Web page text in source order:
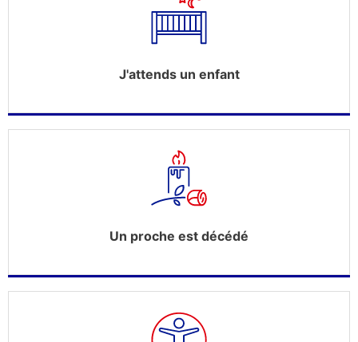
J'attends un enfant
Un proche est décédé